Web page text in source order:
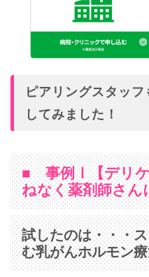
ピアリングスタッ
してみました！
■ 事例Ⅰ【デリケ
ねなく薬剤師さん
試したのは・・・
む乳がんホルモン